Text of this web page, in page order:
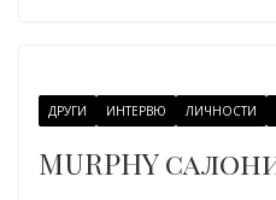
ДРУГИ ИНТЕРВЮ ЛИЧНОСТИ
MURPHY